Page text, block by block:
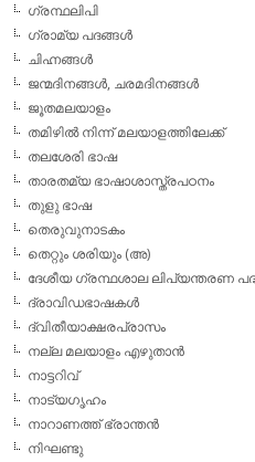
ഗ്രന്ഥലിപി
ഗ്രാമ്യ പദങ്ങള്‍
ചിഹ്നങ്ങള്‍
ജന്മദിനങ്ങള്‍, ചരമദിനങ്ങള്‍
ജൂതമലയാളം
തമിഴില്‍ നിന്ന് മലയാളത്തിലേക്ക്
തലശേരി ഭാഷ
താരതമ്യ ഭാഷാശാസ്ത്രപഠനം
തുളു ഭാഷ
തെരുവുനാടകം
തെറ്റും ശരിയും (അ)
ദേശീയ ഗ്രന്ഥശാല ലിപ്യന്തരണ
ദ്രാവിഡഭാഷകള്‍
ദ്വിതീയാക്ഷരപ്രാസം
നല്ല മലയാളം എഴുതാന്‍
നാട്ടറിവ്
നാട്യഗൃഹം
നാറാണത്ത് ഭ്രാന്തന്‍
നിഘണ്ടു